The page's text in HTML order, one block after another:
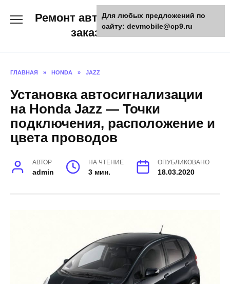
Ремонт авто и мото техники,
заказ запчастей
ГЛАВНАЯ » HONDA » JAZZ
Установка автосигнализации
на Honda Jazz — Точки
подключения, расположение и
цвета проводов
АВТОР
admin
НА ЧТЕНИЕ
3 мин.
ОПУБЛИКОВАНО
18.03.2020
Для любых предложений по
сайту: devmobile@cp9.ru